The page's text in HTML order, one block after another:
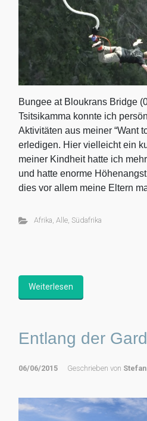
Bungee at Bloukrans Bridge
Tsitsikamma konnte ich
Aktivitäten aus meiner “Want
erledigen. Hier vielleicht ein
meiner Kindheit hatte ich
und hatte enorme
dies vor allem meine Eltern
Afrika Alle, Südafrika
Weiterlesen
Entlang der
06/06/2015 Geschrieben von Stefan